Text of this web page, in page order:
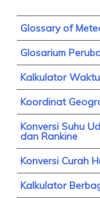
Glossary of
Glosarium
Kalkulator
Koordinat
Konversi Suhu
dan Rankine
Konversi Curah
Kalkulator